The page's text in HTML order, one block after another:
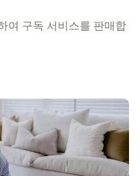
여 구독 서비스를 판매합